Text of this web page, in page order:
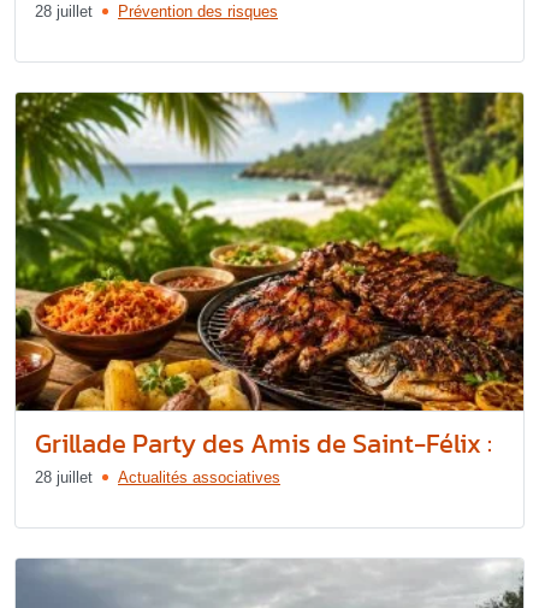
28 juillet Prévention des risques
Grillade Party des Amis de Saint-Félix :
28 juillet Actualités associatives